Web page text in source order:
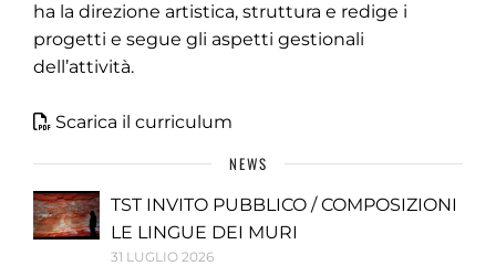
ha la direzione artistica, struttura e redige i
progetti e segue gli aspetti gestionali
dell’attività.
Scarica il curriculum
NEWS
TST INVITO PUBBLICO / COMPOSIZIONI
LE LINGUE DEI MURI
31 LUGLIO 2026